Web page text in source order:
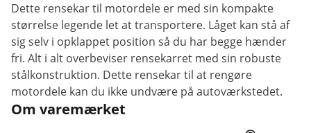
Dette rensekar til motordele er med sin kompakte
størrelse legende let at transportere. Låget kan stå af
sig selv i opklappet position så du har begge hænder
fri. Alt i alt overbeviser rensekarret med sin robuste
stålkonstruktion. Dette rensekar til at rengøre
motordele kan du ikke undvære på autoværkstedet.
Om varemærket